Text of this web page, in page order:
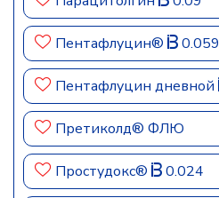
Пентафлуцин® 0.059
Пентафлуцин дневной
Претиколд® ФЛЮ
Простудокс® 0.024